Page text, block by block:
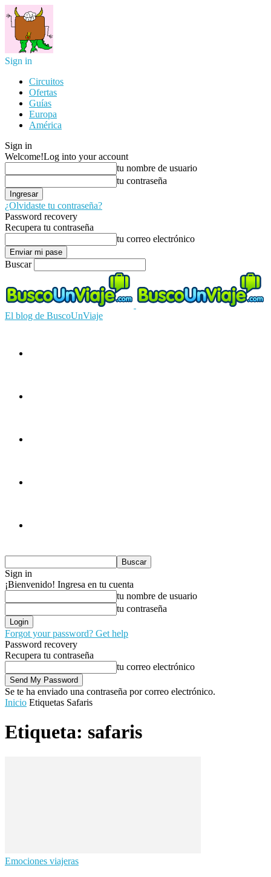
Sign in
Circuitos
Ofertas
Guías
Europa
América
Sign in
Welcome!Log into your account
tu nombre de usuario
tu contraseña
¿Olvidaste tu contraseña?
Password recovery
Recupera tu contraseña
tu correo electrónico
Buscar
El blog de BuscoUnViaje
Sign in
¡Bienvenido! Ingresa en tu cuenta
tu nombre de usuario
tu contraseña
Forgot your password? Get help
Password recovery
Recupera tu contraseña
tu correo electrónico
Se te ha enviado una contraseña por correo electrónico.
Inicio Etiquetas Safaris
Etiqueta: safaris
Emociones viajeras